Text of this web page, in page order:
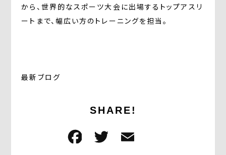
から、世界的なスポーツ大会に出場するトップアスリ
ートまで、幅広い方のトレーニングを担当。
最新ブログ
SHARE!
F T